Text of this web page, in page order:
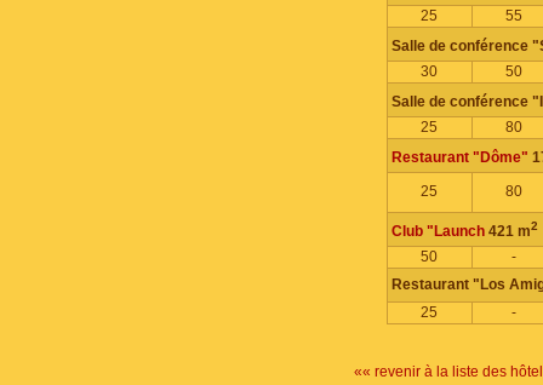
25
55
Salle de conférence
30
50
Salle de conférence
25
80
Restaurant "Dôme"
25
80
Club "Launch421 m2
50
-
Restaurant "Los
25
-
«« revenir à la liste des